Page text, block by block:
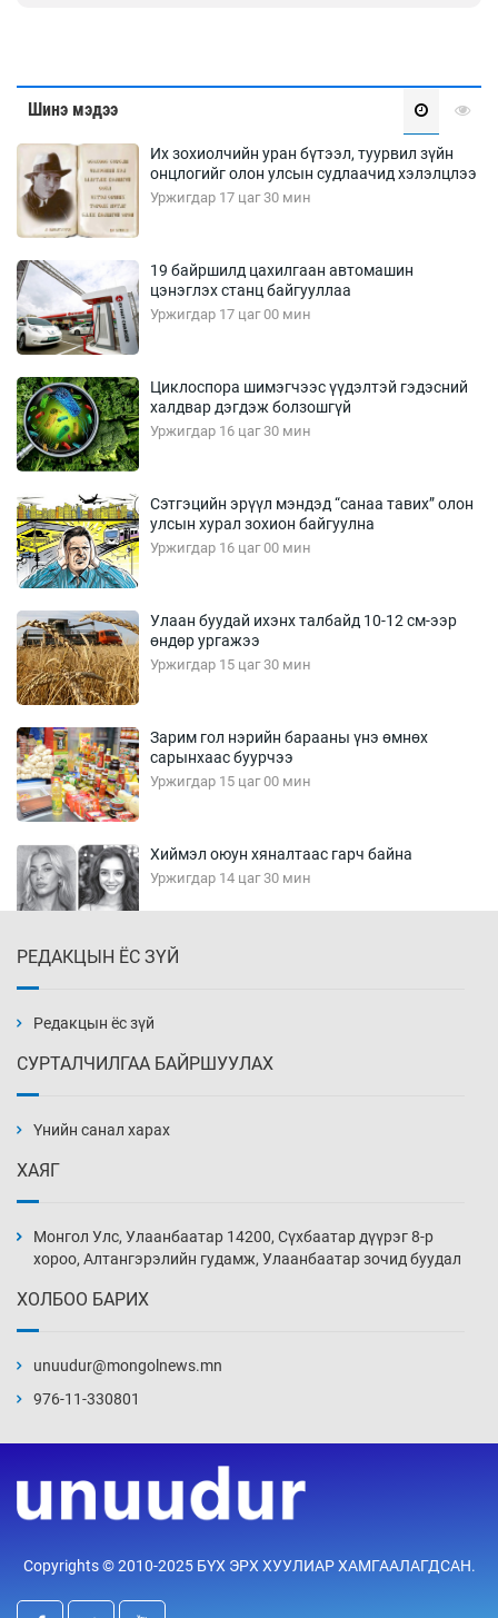
Шинэ мэдээ
Их зохиолчийн уран бүтээл, туурвил зүйн
онцлогийг олон улсын судлаачид хэлэлцлээ
Уржигдар 17 цаг 30 мин
19 байршилд цахилгаан автомашин
цэнэглэх станц байгууллаа
Уржигдар 17 цаг 00 мин
Циклоспора шимэгчээс үүдэлтэй гэдэсний
халдвар дэгдэж болзошгүй
Уржигдар 16 цаг 30 мин
Сэтгэцийн эрүүл мэндэд “санаа тавих” олон
улсын хурал зохион байгуулна
Уржигдар 16 цаг 00 мин
Улаан буудай ихэнх талбайд 10-12 см-ээр
өндөр ургажээ
Уржигдар 15 цаг 30 мин
Зарим гол нэрийн барааны үнэ өмнөх
сарынхаас буурчээ
Уржигдар 15 цаг 00 мин
Хиймэл оюун хяналтаас гарч байна
Уржигдар 14 цаг 30 мин
Уржигдар 14 цаг 00 мин
нэмэгджээ
Уржигдар 13 цаг 30 мин
Уржигдар 13 цаг 00 мин
Уржигдар 12 цаг 30 мин
үйлчилж буй гэв
Уржигдар 12 цаг 00 мин
РЕДАКЦЫН ЁС ЗҮЙ
Редакцын ёс зүй
СУРТАЛЧИЛГАА БАЙРШУУЛАХ
Үнийн санал харах
ХАЯГ
Монгол Улс, Улаанбаатар 14200, Сүхбаатар дүүрэг 8-р
хороо, Алтангэрэлийн гудамж, Улаанбаатар зочид буудал
ХОЛБОО БАРИХ
unuudur@mongolnews.mn
976-11-330801
Copyrights © 2010-2025 БҮХ ЭРХ ХУУЛИАР ХАМГААЛАГДСАН.